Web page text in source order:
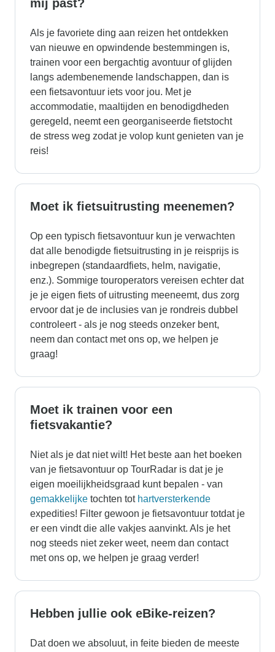
mij past?
Als je favoriete ding aan reizen het ontdekken
van nieuwe en opwindende bestemmingen is,
trainen voor een bergachtig avontuur of glijden
langs adembenemende landschappen, dan is
een fietsavontuur iets voor jou. Met je
accommodatie, maaltijden en benodigdheden
geregeld, neemt een georganiseerde fietstocht
de stress weg zodat je volop kunt genieten van je
reis!
Moet ik fietsuitrusting meenemen?
Op een typisch fietsavontuur kun je verwachten
dat alle benodigde fietsuitrusting in je reisprijs is
inbegrepen (standaardfiets, helm, navigatie,
enz.). Sommige touroperators vereisen echter dat
je je eigen fiets of uitrusting meeneemt, dus zorg
ervoor dat je de inclusies van je rondreis dubbel
controleert - als je nog steeds onzeker bent,
neem dan contact met ons op, we helpen je
graag!
Moet ik trainen voor een
fietsvakantie?
Niet als je dat niet wilt! Het beste aan het boeken
van je fietsavontuur op TourRadar is dat je je
eigen moeilijkheidsgraad kunt bepalen - van
gemakkelijke tochten tot hartversterkende
expedities! Filter gewoon je fietsavontuur totdat je
er een vindt die alle vakjes aanvinkt. Als je het
nog steeds niet zeker weet, neem dan contact
met ons op, we helpen je graag verder!
Hebben jullie ook eBike-reizen?
Dat doen we absoluut, in feite bieden de meeste